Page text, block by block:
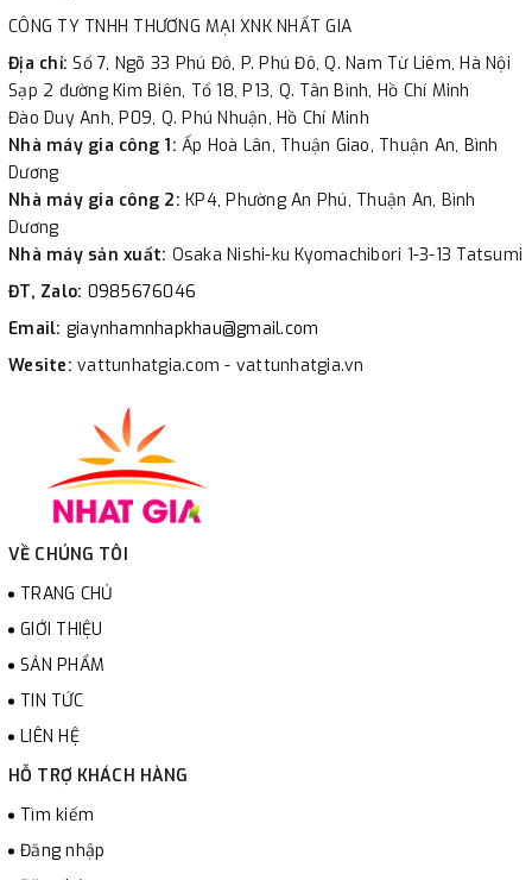
CÔNG TY TNHH THƯƠNG MẠI XNK NHẤT GIA
Địa chỉ:Số 7, Ngõ 33 Phú Đô, P. Phú Đô, Q. Nam Từ Liêm, Hà Nội
Sạp 2 đường Kim Biên, Tổ 18, P13, Q. Tân Bình, Hồ Chí Minh
Đào Duy Anh, P09, Q. Phú Nhuận, Hồ Chí Minh
Nhà máy gia công 1: Ấp Hoà Lân, Thuận Giao, Thuận An, Bình
Dương
Nhà máy gia công 2: KP4, Phường An Phú, Thuận An, Bình
Dương
Nhà máy sản xuất: Osaka Nishi-ku Kyomachibori 1-3-13 Tatsumi
ĐT, Zalo: 0985676046
Email: giaynhamnhapkhau@gmail.com
Wesite: vattunhatgia.com - vattunhatgia.vn
VỀ CHÚNG TÔI
TRANG CHỦ
GIỚI THIỆU
SẢN PHẨM
TIN TỨC
LIÊN HỆ
HỖ TRỢ KHÁCH HÀNG
Tìm kiếm
Đăng nhập